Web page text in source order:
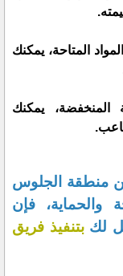
المتاحة، يمكنك
المنخفضة، يمكنك
منطقة الجلوس
والحماية، فإن
لكبتنفيذ فريق